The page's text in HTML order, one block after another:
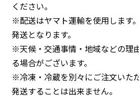
ください。
※配送はヤマト運輸を使用します
発送となります。
※天候・交通事情・地域などの理
る場合がございます。
※冷凍・冷蔵を別々にご注文いた
発送することは出来ません。